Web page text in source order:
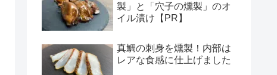
製」と「穴子の燻製」のオ
イル漬け【PR】
真鯛の刺身を燻製！内部は
レアな食感に仕上げました